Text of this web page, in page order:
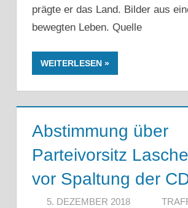
prägte er das Land. Bilder aus
bewegten Leben. Quelle
WEITERLESEN
Abstimmung über
Parteivorsitz
vor Spaltung der
5. DEZEMBER 2018